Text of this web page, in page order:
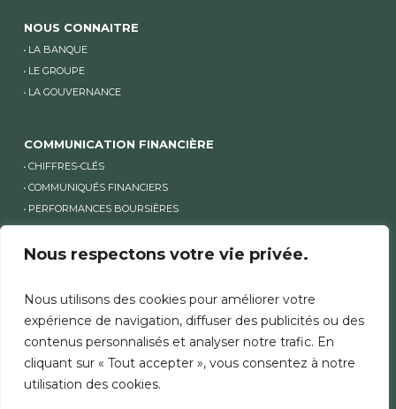
Nous respectons votre vie privée.
Nous utilisons des cookies pour améliorer votre
expérience de navigation, diffuser des publicités ou des
contenus personnalisés et analyser notre trafic. En
cliquant sur « Tout accepter », vous consentez à notre
utilisation des cookies.
NOUS CONNAITRE
LA BANQUE
LE GROUPE
LA GOUVERNANCE
COMMUNICATION FINANCIÈRE
CHIFFRES-CLÉS
COMMUNIQUÉS FINANCIERS
PERFORMANCES BOURSIÈRES